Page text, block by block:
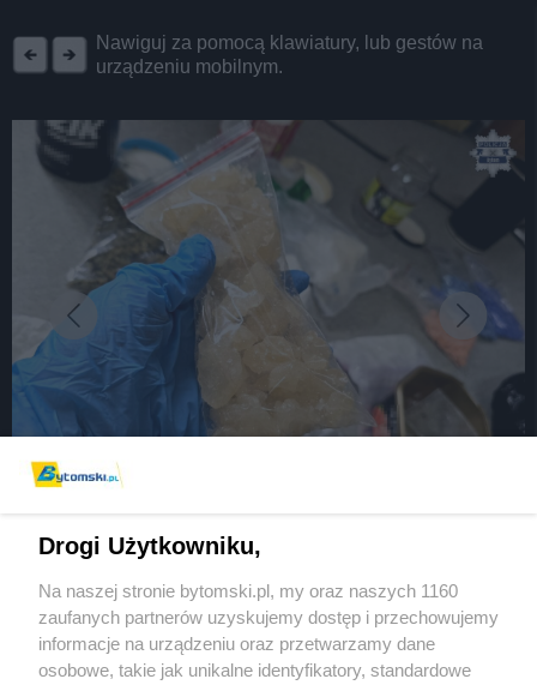
Nawiguj za pomocą klawiatury, lub gestów na
urządzeniu mobilnym.
Policjanci trafili w dziesiątkę. Odkryli skład
Wydawca mediów lokalnych
Drogi Użytkowniku,
Na naszej stronie bytomski.pl, my oraz naszych 1160
zaufanych partnerów uzyskujemy dostęp i przechowujemy
informacje na urządzeniu oraz przetwarzamy dane
osobowe, takie jak unikalne identyfikatory, standardowe